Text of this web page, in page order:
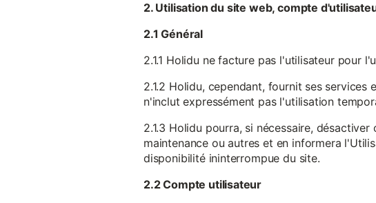
2. Utilisation du site web, compte
2.1 Général
2.1.1 Holidu ne facture pas l'utilisateur pour
2.1.2 Holidu, cependant, fournit ses
n'inclut expressément pas l'utilisation
2.1.3 Holidu pourra, si nécessaire,
maintenance ou autres et en informera
disponibilité ininterrompue du site.
2.2 Compte utilisateur